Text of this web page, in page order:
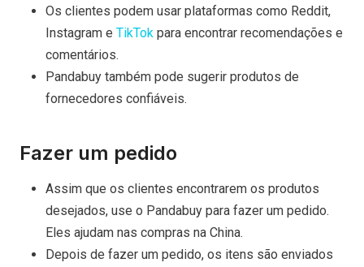
Os clientes podem usar plataformas como Reddit,
Instagram e TikTok para encontrar recomendações e
comentários.
Pandabuy também pode sugerir produtos de
fornecedores confiáveis.
Fazer um pedido
Assim que os clientes encontrarem os produtos
desejados, use o Pandabuy para fazer um pedido.
Eles ajudam nas compras na China.
Depois de fazer um pedido, os itens são enviados